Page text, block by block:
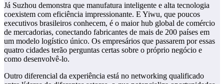
Já Suzhou demonstra que manufatura inteligente e alta tecnologia
coexistem com eficiência impressionante. E Yiwu, que poucos
executivos brasileiros conhecem, é o maior hub global de comércio
de mercadorias, conectando fabricantes de mais de 200 países em
um modelo logístico único. Os empresários que passarem por essas
quatro cidades terão perguntas certas sobre o próprio negócio e
como desenvolvê-lo.
Outro diferencial da experiência está no networking qualificado